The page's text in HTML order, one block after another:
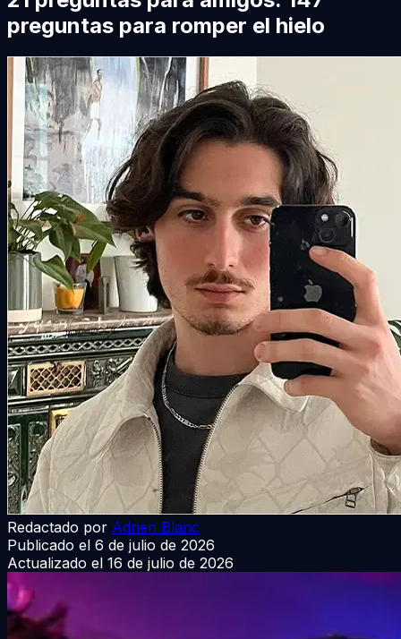
preguntas para romper el hielo
Redactado por Adrien Blanc
Publicado el 6 de julio de 2026
Actualizado el 16 de julio de 2026